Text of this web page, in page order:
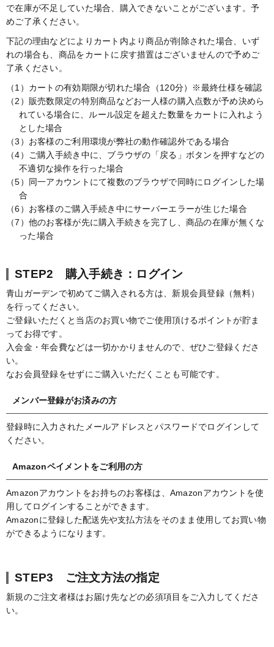
で在庫が不足していた場合、購入できないことがございます。予
めご了承ください。
下記の理由などによりカート内より商品が削除された場合、いず
れの場合も、商品をカートに戻す措置はございませんので予めご
了承ください。
（1）カートの有効期限が切れた場合（120分）※最終仕様を確認
（2）販売数限定の特別商品などお一人様の購入点数が予め決めら
れている場合に、ルール設定を超えた数量をカートに入れよう
とした場合
（3）お客様のご利用環境が弊社の動作確認外である場合
（4）ご購入手続き中に、ブラウザの「戻る」ボタンを押すなどの
不適切な操作を行った場合
（5）同一アカウントにて複数のブラウザで同時にログインした場
合
（6）お客様のご購入手続き中にサーバーエラーが生じた場合
（7）他のお客様が先に購入手続きを完了し、商品の在庫が無くな
った場合
STEP2 購入手続き：ログイン
青山ガーデンで初めてご購入される方は、新規会員登録（無料）
を行ってください。
ご登録いただくと当店のお買い物でご使用頂けるポイントが貯ま
ってお得です。
入会金・年会費などは一切かかりませんので、ぜひご登録くださ
い。
なお会員登録をせずにご購入いただくことも可能です。
メンバー登録がお済みの方
登録時に入力されたメールアドレスとパスワードでログインして
ください。
Amazonペイメントをご利用の方
Amazonアカウントをお持ちのお客様は、Amazonアカウントを使
用してログインすることができます。
Amazonに登録した配送先や支払方法をそのまま使用してお買い物
ができるようになります。
STEP3 ご注文方法の指定
新規のご注文者様はお届け先などの必須項目をご入力してくださ
い。